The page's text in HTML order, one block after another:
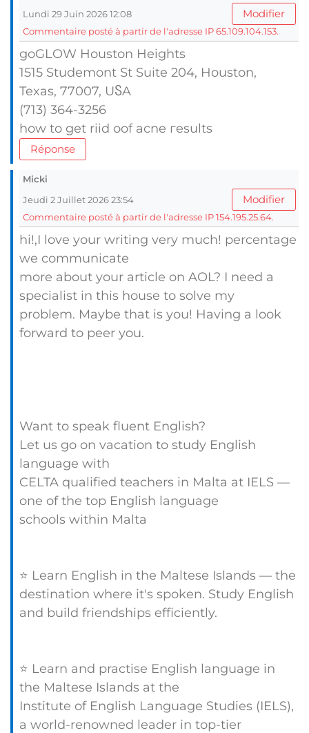
Lundi 29 Juin 2026 12:08
Modifier
Commentaire posté à partir de l'adresse IP 65.109.104.153.
goGLOW Houston Heights
1515 Studemont Ѕt Suite 204, Houston,
Texas, 77007, UႽA
(713) 364-3256
how to get riid oof acne гesults
Réponse
Micki
Jeudi 2 Juillet 2026 23:54
Modifier
Commentaire posté à partir de l'adresse IP 154.195.25.64.
hi!,I love your writing very much! percentage
we communicate
more about your article on AOL? I need a
specialist in this house to solve my
problem. Maybe that is you! Having a look
forward to peer you.
Want to speak fluent English?
Let us go on vacation to study English
language with
CELTA qualified teachers in Malta at IELS —
one of the top English language
schools within Malta
⭐ Learn English in the Maltese Islands — the
destination where it's spoken. Study English
and build friendships efficiently.
⭐ Learn and practise English language in
the Maltese Islands at the
Institute of English Language Studies (IELS),
a world-renowned leader in top-tier